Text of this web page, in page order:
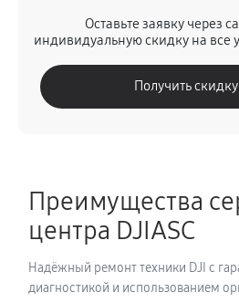
60
Замена датчиков VR системы
630 руб 60
Замена разъемов VR системы
690 руб 60
Оставьте заявку через
индивидуальную скидку на все
Получить
Преимущества
центра DJIASC
Надёжный ремонт техники DJI с
диагностикой и использованием